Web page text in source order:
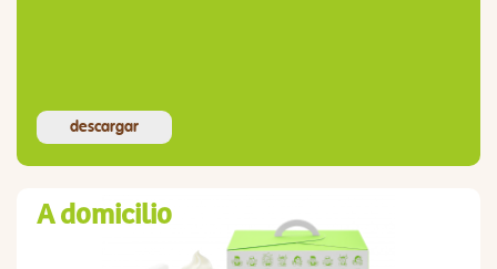
descargar
A domicilio